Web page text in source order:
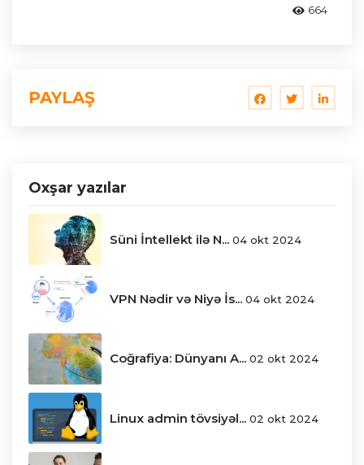
664
PAYLAŞ
Oxşar yazılar
Süni İntellekt ilə N... 04 okt 2024
VPN Nədir və Niyə İs... 04 okt 2024
Coğrafiya: Dünyanı A... 02 okt 2024
Linux admin tövsiyəl... 02 okt 2024